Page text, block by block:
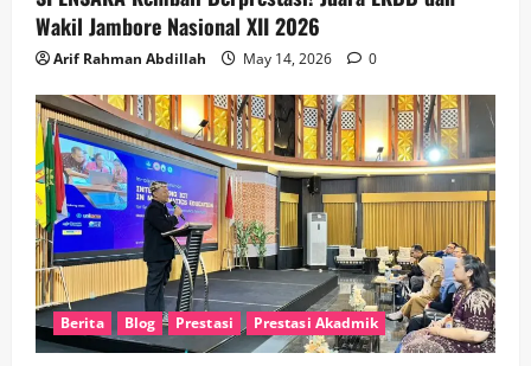
Wakil Jambore Nasional XII 2026
Arif Rahman Abdillah May 14, 2026 0
Berita Blog Prestasi Prestasi Akadmik